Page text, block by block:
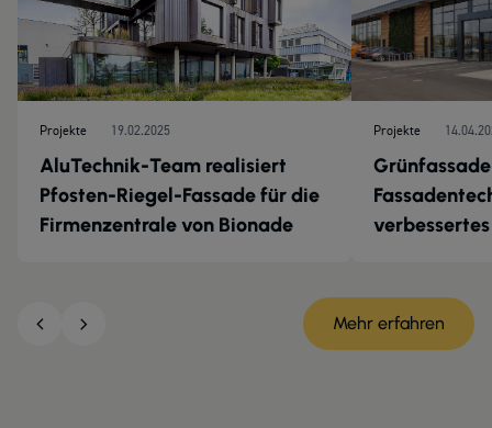
Projekte 19.02.2025
AluTechnik-Team realisiert
Pfosten-Riegel-Fassade für die
Firmenzentrale von Bionade
Projekte
Mehr erfahren